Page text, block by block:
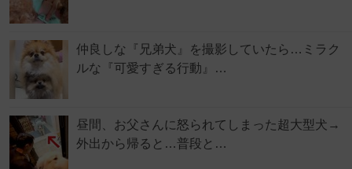
仲良しな『兄弟犬』を撮影していたら…ミラク
ルな『可愛すぎる行動』…
昼間、お父さんに怒られてしまった超大型犬→
外出から帰ると…普段と…